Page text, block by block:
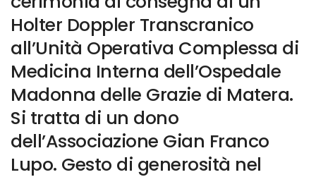
Holter Doppler Transcranico
all’Unità Operativa Complessa di
Medicina Interna dell’Ospedale
Madonna delle Grazie di Matera.
Si tratta di un dono
dell’Associazione Gian Franco
Lupo. Gesto di generosità nel